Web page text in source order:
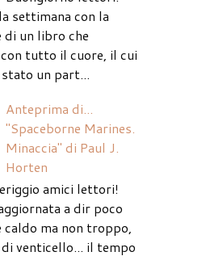
settimana con la
di un libro che
tutto il cuore, il cui
un part...
Anteprima di...
"Spaceborne Marines.
Minaccia" di Paul J.
Horten
amici lettori!
a dir poco
ma non troppo,
venticello... il tempo